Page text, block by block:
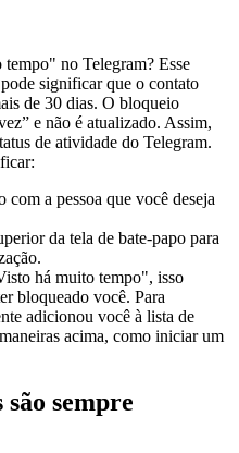
no Telegram? Esse
pode significar que o contato
de 30 dias. O bloqueio
e não é atualizado. Assim,
de atividade do Telegram.
com a pessoa que você deseja
da tela de bate-papo para
há muito tempo", isso
bloqueado você. Para
adicionou você à lista de
acima, como iniciar um
são sempre